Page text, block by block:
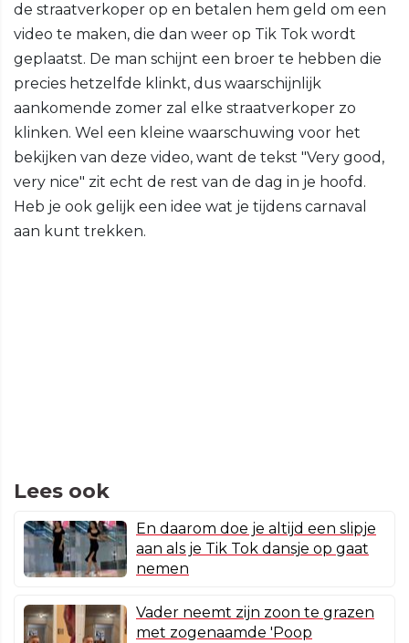
de straatverkoper op en betalen hem geld om een
video te maken, die dan weer op Tik Tok wordt
geplaatst. De man schijnt een broer te hebben die
precies hetzelfde klinkt, dus waarschijnlijk
aankomende zomer zal elke straatverkoper zo
klinken. Wel een kleine waarschuwing voor het
bekijken van deze video, want de tekst "Very good,
very nice" zit echt de rest van de dag in je hoofd.
Heb je ook gelijk een idee wat je tijdens carnaval
aan kunt trekken.
Lees ook
En daarom doe je altijd een slipje
aan als je Tik Tok dansje op gaat
nemen
Vader neemt zijn zoon te grazen
met zogenaamde 'Poop